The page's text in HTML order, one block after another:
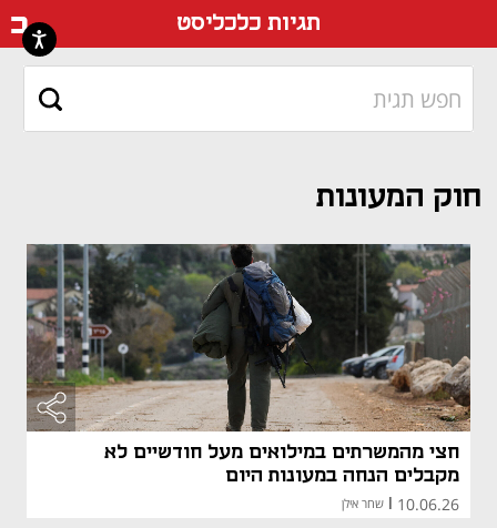
תגיות כלכליסט
חוק המעונות
חצי מהמשרתים במילואים מעל חודשיים לא
מקבלים הנחה במעונות היום
10.06.26 שחר אילן